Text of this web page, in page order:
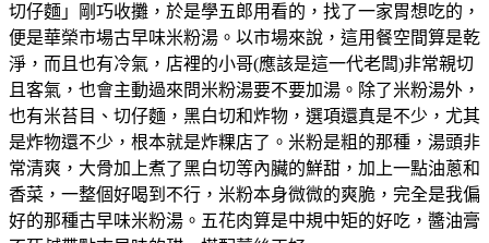
切仔麵」剛巧收攤，於是學五郎用看的，找了一家胃想吃的，
便是華榮市場古早味米粉湯。以市場來說，這用餐空間算是乾
淨，而且也有冷氣，店裡的小哥(應該是這一代老闆)非常親切
且客氣，也會主動過來問米粉湯要不要加湯。除了米粉湯外，
也有米苔目、切仔麵，黑白切和炸物，選項還真是不少，尤其
是炸物還不少，根本就是炸粿店了。米粉是粗的那種，湯頭非
常清爽，大骨加上煮了黑白切等內臟的鮮甜，加上一點油蔥和
香菜，一整個好喝到不行，米粉本身微微的爽脆，完全是我偏
好的那種古早味米粉湯。五花肉算是中規中矩的好吃，醬油膏